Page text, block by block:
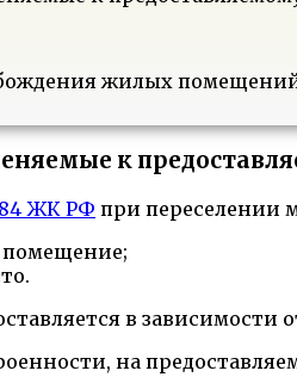
жилых
к
84 ЖК РФ при переселении
помещение;
в зависимости
на